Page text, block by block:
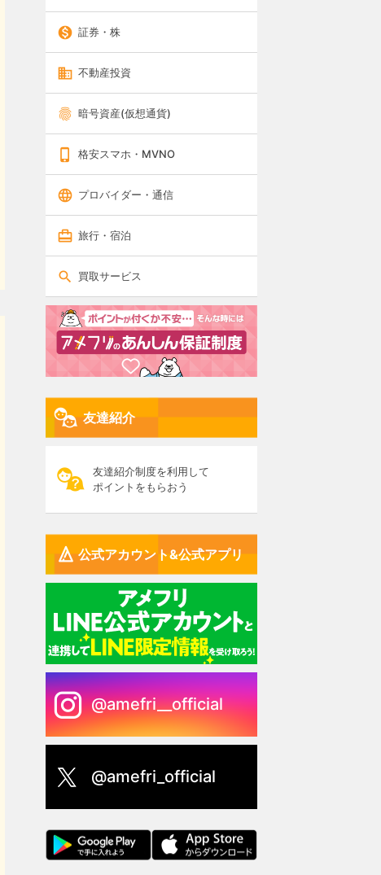
証券・株
不動産投資
暗号資産(仮想通貨)
格安スマホ・MVNO
プロバイダー・通信
旅行・宿泊
買取サービス
友達紹介
友達紹介制度を利用して
ポイントをもらおう
公式アカウント&公式アプリ
@amefri__official
@amefri_official